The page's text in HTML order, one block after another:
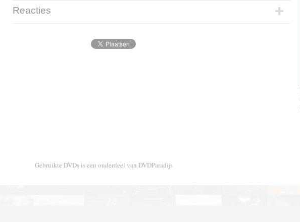
Reacties
Gebruikte DVDs is een onderdeel van DVDParadijs